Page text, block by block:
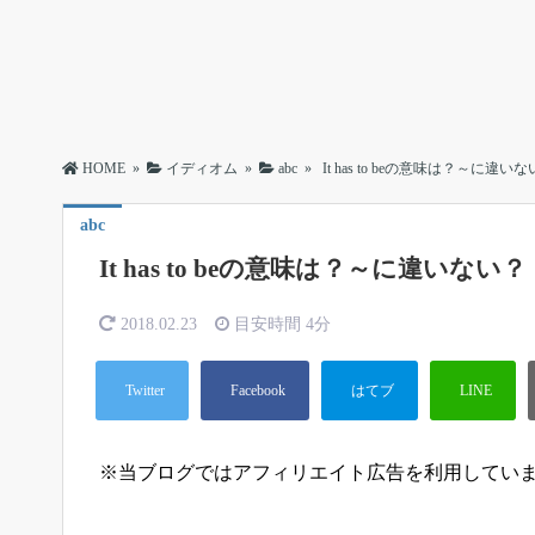
HOME » イディオム » abc » It has to beの意味は？～に違いな
abc
It has to beの意味は？～に違いない？
2018.02.23 目安時間 4分
※当ブログではアフィリエイト広告を利用してい